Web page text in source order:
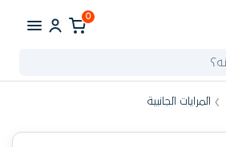
0
المرايات الجانبية